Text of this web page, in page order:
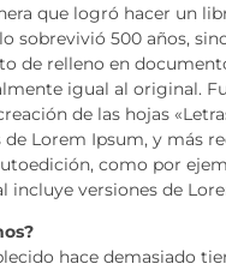
que logró hacer un
sobrevivió 500 años,
de relleno en
igual al original.
de las hojas
de Lorem Ipsum, y más
como por
incluye versiones de
hace demasiado